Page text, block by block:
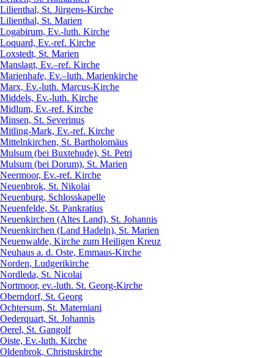
Lilienthal, St. Jürgens-Kirche
Lilienthal, St. Marien
Logabirum, Ev.-luth. Kirche
Loquard, Ev.-ref. Kirche
Loxstedt, St. Marien
Manslagt, Ev.–ref. Kirche
Marienhafe, Ev.–luth. Marienkirche
Marx, Ev.-luth. Marcus-Kirche
Middels, Ev.-luth. Kirche
Midlum, Ev.-ref. Kirche
Minsen, St. Severinus
Mitling-Mark, Ev.-ref. Kirche
Mittelnkirchen, St. Bartholomäus
Mulsum (bei Buxtehude), St. Petri
Mulsum (bei Dorum), St. Marien
Neermoor, Ev.-ref. Kirche
Neuenbrok, St. Nikolai
Neuenburg, Schlosskapelle
Neuenfelde, St. Pankratius
Neuenkirchen (Altes Land), St. Johannis
Neuenkirchen (Land Hadeln), St. Marien
Neuenwalde, Kirche zum Heiligen Kreuz
Neuhaus a. d. Oste, Emmaus-Kirche
Norden, Ludgerikirche
Nordleda, St. Nicolai
Nortmoor, ev.-luth. St. Georg-Kirche
Oberndorf, St. Georg
Ochtersum, St. Materniani
Oederquart, St. Johannis
Oerel, St. Gangolf
Oiste, Ev.-luth. Kirche
Oldenbrok, Christuskirche